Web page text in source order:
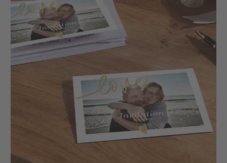
Velkomstskilt
Nummercollage
Inspirasjon
Gratis bildelagring
Tilbehør
Gratis bildelagring